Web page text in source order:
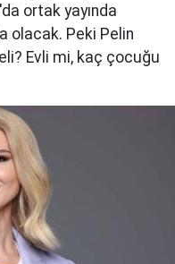
ortak yayında
olacak. Peki Pelin
Evli mi, kaç çocuğu